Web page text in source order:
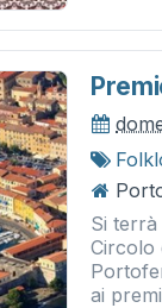
Si
Circolo
ai